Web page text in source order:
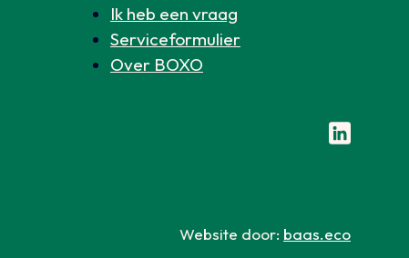
Ik heb een vraag
Serviceformulier
Over BOXO
Volg ons
Website door: baas.eco